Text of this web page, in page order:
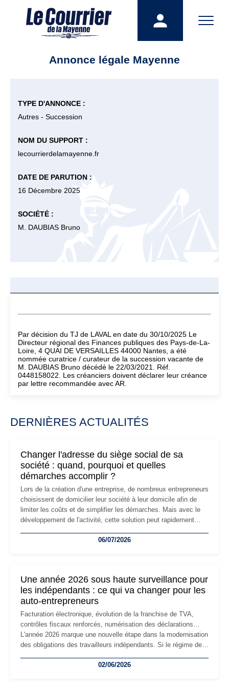
Annonce légale Mayenne
TYPE D'ANNONCE :
Autres - Succession
NOM DU SUPPORT :
lecourrierdelamayenne.fr
DATE DE PARUTION :
16 Décembre 2025
SOCIÉTÉ :
M. DAUBIAS Bruno
Par décision du TJ de LAVAL en date du 30/10/2025 Le
Directeur régional des Finances publiques des Pays-de-La-
Loire, 4 QUAI DE VERSAILLES 44000 Nantes, a été
nommée curatrice / curateur de la succession vacante de
M. DAUBIAS Bruno décédé le 22/03/2021. Réf.
0448158022. Les créanciers doivent déclarer leur créance
par lettre recommandée avec AR.
DERNIÈRES ACTUALITÉS
Changer l'adresse du siège social de sa
société : quand, pourquoi et quelles
démarches accomplir ?
Lors de la création d'une entreprise, de nombreux entrepreneurs
choisissent de domicilier leur société à leur domicile afin de
limiter les coûts et de simplifier les démarches. Mais avec le
développement de l'activité, cette solution peut rapidement
professionnels, recrutement, image de marque… Le
06/07/2026
Une année 2026 sous haute surveillance pour
les indépendants : ce qui va changer pour les
auto-entrepreneurs
Facturation électronique, évolution de la franchise de TVA,
contrôles fiscaux renforcés, numérisation des déclarations…
L'année 2026 marque une nouvelle étape dans la modernisation
des obligations des travailleurs indépendants. Si le régime de
les auto-entrepreneurs devront s'adapter à un environnement
02/06/2026